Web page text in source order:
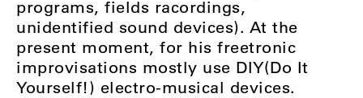
programs, fields racordings,
unidentified sound devices). At the
present moment, for his freetronic
improvisations mostly use DIY(Do It
Yourself!) electro-musical devices.